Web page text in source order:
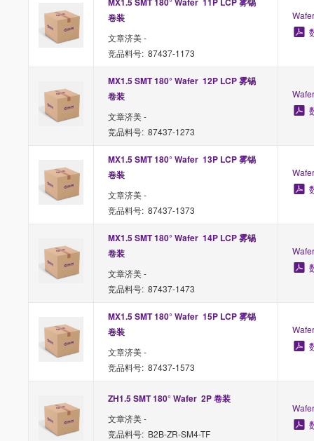
卷装
文章济美 -
竞品料号: 87437-1173
MX1.5 SMT 180° Wafer  12P LCP 雾锡
卷装
文章济美 -
竞品料号: 87437-1273
MX1.5 SMT 180° Wafer  13P LCP 雾锡
卷装
文章济美 -
竞品料号: 87437-1373
MX1.5 SMT 180° Wafer  14P LCP 雾锡
卷装
文章济美 -
竞品料号: 87437-1473
MX1.5 SMT 180° Wafer  15P LCP 雾锡
卷装
文章济美 -
竞品料号: 87437-1573
ZH1.5 SMT 180° Wafer  2P 卷装
文章济美 -
竞品料号: B2B-ZR-SM4-TF